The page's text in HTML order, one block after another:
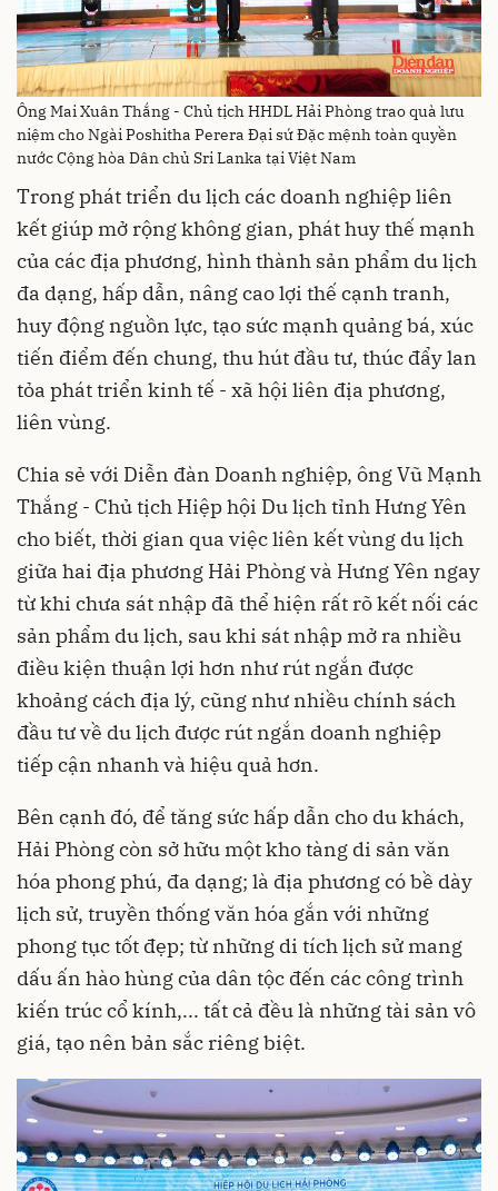
Ông Mai Xuân Thắng - Chủ tịch HHDL Hải Phòng trao quà lưu
niệm cho Ngài Poshitha Perera Đại sứ Đặc mệnh toàn quyền
nước Cộng hòa Dân chủ Sri Lanka tại Việt Nam
Trong phát triển du lịch các doanh nghiệp liên
kết giúp mở rộng không gian, phát huy thế mạnh
của các địa phương, hình thành sản phẩm du lịch
đa dạng, hấp dẫn, nâng cao lợi thế cạnh tranh,
huy động nguồn lực, tạo sức mạnh quảng bá, xúc
tiến điểm đến chung, thu hút đầu tư, thúc đẩy lan
tỏa phát triển kinh tế - xã hội liên địa phương,
liên vùng.
Chia sẻ với Diễn đàn Doanh nghiệp, ông Vũ Mạnh
Thắng - Chủ tịch Hiệp hội Du lịch tỉnh Hưng Yên
cho biết, thời gian qua việc liên kết vùng du lịch
giữa hai địa phương Hải Phòng và Hưng Yên ngay
từ khi chưa sát nhập đã thể hiện rất rõ kết nối các
sản phẩm du lịch, sau khi sát nhập mở ra nhiều
điều kiện thuận lợi hơn như rút ngắn được
khoảng cách địa lý, cũng như nhiều chính sách
đầu tư về du lịch được rút ngắn doanh nghiệp
tiếp cận nhanh và hiệu quả hơn.
Bên cạnh đó, để tăng sức hấp dẫn cho du khách,
Hải Phòng còn sở hữu một kho tàng di sản văn
hóa phong phú, đa dạng; là địa phương có bề dày
lịch sử, truyền thống văn hóa gắn với những
phong tục tốt đẹp; từ những di tích lịch sử mang
dấu ấn hào hùng của dân tộc đến các công trình
kiến trúc cổ kính,... tất cả đều là những tài sản vô
giá, tạo nên bản sắc riêng biệt.